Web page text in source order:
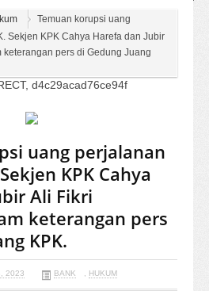
Temuan korupsi uang
Sekjen KPK Cahya Harefa dan Jubir
keterangan pers di Gedung Juang
d4c29acad76ce94f
uang perjalanan
KPK Cahya
Ali Fikri
keterangan pers
KPK.
2023 BANK , HUKUM